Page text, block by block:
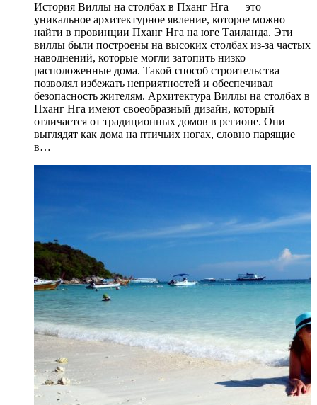
История Виллы на столбах в Пханг Нга — это
уникальное архитектурное явление, которое можно
найти в провинции Пханг Нга на юге Таиланда. Эти
виллы были построены на высоких столбах из-за частых
наводнений, которые могли затопить низко
расположенные дома. Такой способ строительства
позволял избежать неприятностей и обеспечивал
безопасность жителям. Архитектура Виллы на столбах в
Пханг Нга имеют своеобразный дизайн, который
отличается от традиционных домов в регионе. Они
выглядят как дома на птичьих ногах, словно парящие
в…